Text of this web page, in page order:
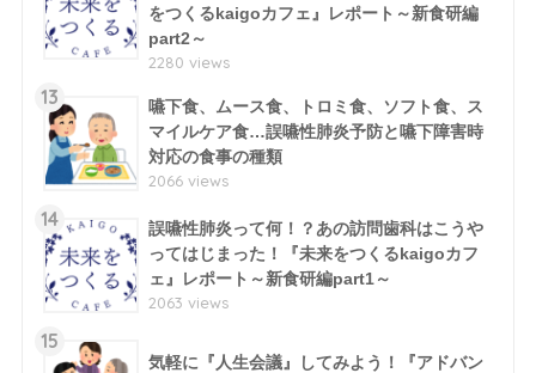
をつくるkaigoカフェ』レポート～新食研編
part2～
2280 views
13
嚥下食、ムース食、トロミ食、ソフト食、ス
マイルケア食…誤嚥性肺炎予防と嚥下障害時
対応の食事の種類
2066 views
14
誤嚥性肺炎って何！？あの訪問歯科はこうや
ってはじまった！『未来をつくるkaigoカフ
ェ』レポート～新食研編part1～
2063 views
15
気軽に『人生会議』してみよう！『アドバン